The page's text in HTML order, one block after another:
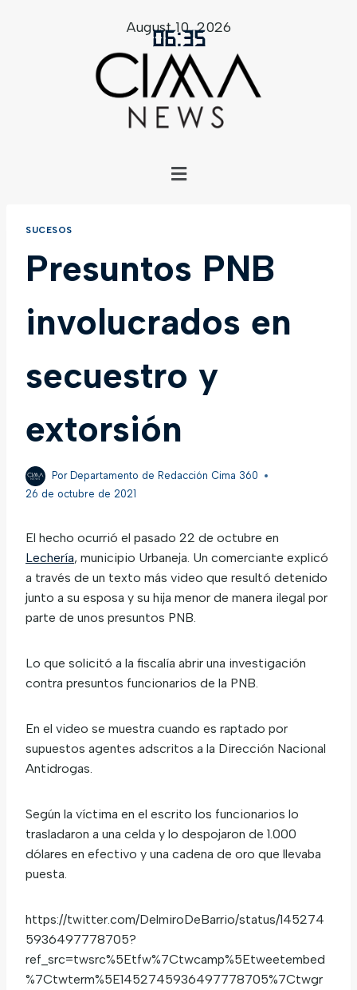
06:35
August 10, 2026
SUCESOS
Presuntos PNB
involucrados en
secuestro y
extorsión
Por Departamento de Redacción Cima 360
26 de octubre de 2021
El hecho ocurrió el pasado 22 de octubre en
Lechería, municipio Urbaneja. Un comerciante explicó
a través de un texto más video que resultó detenido
junto a su esposa y su hija menor de manera ilegal por
parte de unos presuntos PNB.
Lo que solicitó a la fiscalía abrir una investigación
contra presuntos funcionarios de la PNB.
En el video se muestra cuando es raptado por
supuestos agentes adscritos a la Dirección Nacional
Antidrogas.
Según la víctima en el escrito los funcionarios lo
trasladaron a una celda y lo despojaron de 1.000
dólares en efectivo y una cadena de oro que llevaba
puesta.
https://twitter.com/DelmiroDeBarrio/status/145274
5936497778705?
ref_src=twsrc%5Etfw%7Ctwcamp%5Etweetembed
%7Ctwterm%5E1452745936497778705%7Ctwgr